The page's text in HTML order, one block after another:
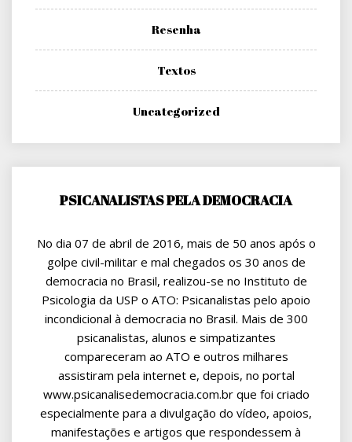
Resenha
Textos
Uncategorized
PSICANALISTAS PELA DEMOCRACIA
No dia 07 de abril de 2016, mais de 50 anos após o
golpe civil-militar e mal chegados os 30 anos de
democracia no Brasil, realizou-se no Instituto de
Psicologia da USP o ATO: Psicanalistas pelo apoio
incondicional à democracia no Brasil. Mais de 300
psicanalistas, alunos e simpatizantes
compareceram ao ATO e outros milhares
assistiram pela internet e, depois, no portal
www.psicanalisedemocracia.com.br que foi criado
especialmente para a divulgação do vídeo, apoios,
manifestações e artigos que respondessem à